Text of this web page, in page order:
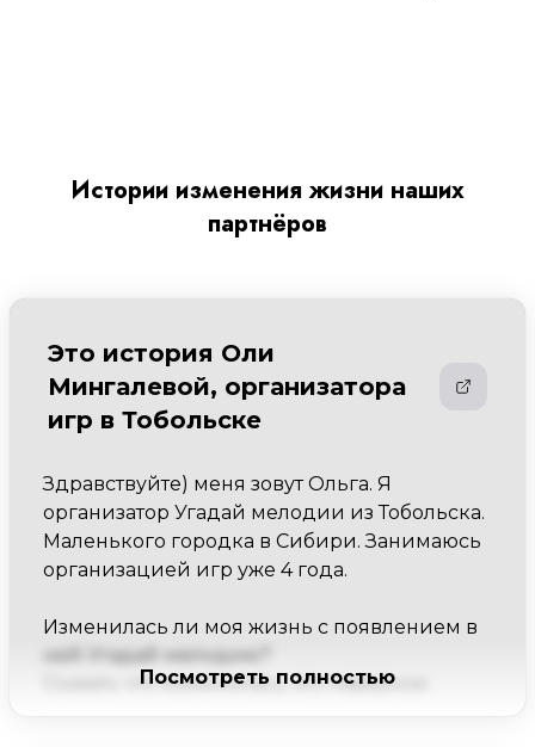
Истории изменения жизни наших
партнёров
Это история Оли
Мингалевой, организатора
игр в Тобольске
Здравствуйте) меня зовут Ольга. Я
организатор Угадай мелодии из Тобольска.
Маленького городка в Сибири. Занимаюсь
организацией игр уже 4 года.
Изменилась ли моя жизнь с появлением в
ней Угадай мелодию?
Сказать что изменилась, это наверное
Посмотреть полностью